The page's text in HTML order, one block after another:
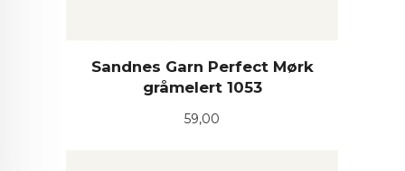
Sandnes Garn Perfect Mørk
gråmelert 1053
Pris
59,00